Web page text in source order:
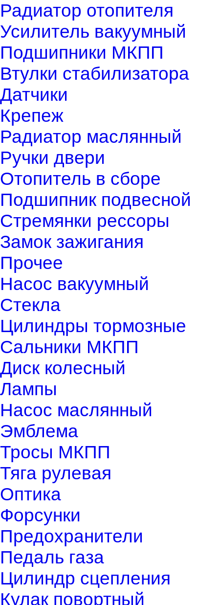
Радиатор отопителя
Усилитель вакуумный
Подшипники МКПП
Втулки стабилизатора
Датчики
Крепеж
Радиатор маслянный
Ручки двери
Отопитель в сборе
Подшипник подвесной
Стремянки рессоры
Замок зажигания
Прочее
Насос вакуумный
Стекла
Цилиндры тормозные
Сальники МКПП
Диск колесный
Лампы
Насос маслянный
Эмблема
Тросы МКПП
Тяга рулевая
Оптика
Форсунки
Предохранители
Педаль газа
Цилиндр сцепления
Кулак повортный